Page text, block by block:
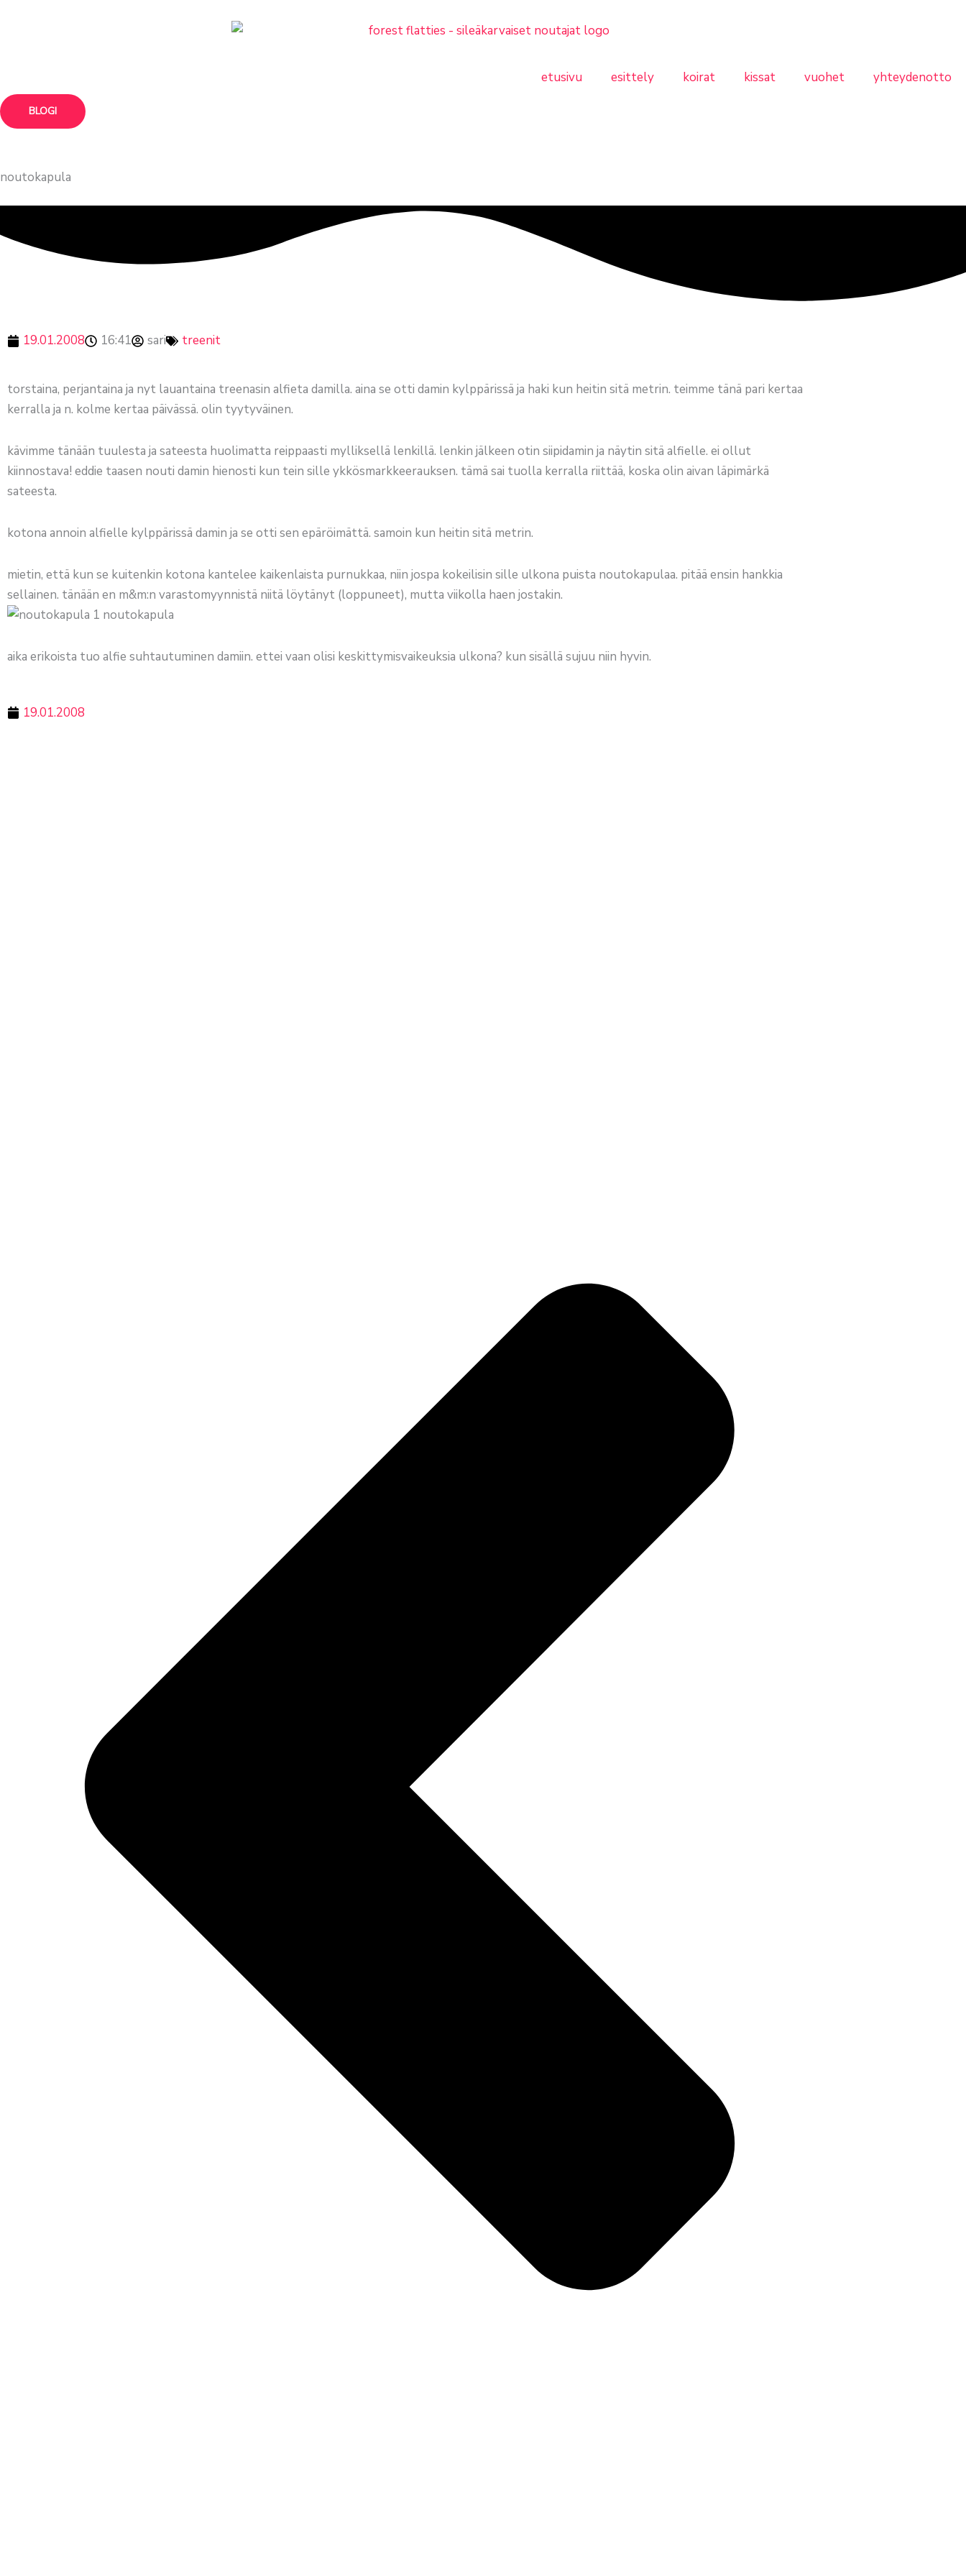
etusivu esittely koirat kissat vuohet yhteydenotto
BLOGI
noutokapula
19.01.2008 16:41 sari treenit
torstaina, perjantaina ja nyt lauantaina treenasin alfieta damilla. aina se otti damin kylppärissä ja haki kun heitin sitä metrin. teimme tänä pari kertaa
kerralla ja n. kolme kertaa päivässä. olin tyytyväinen.
kävimme tänään tuulesta ja sateesta huolimatta reippaasti mylliksellä lenkillä. lenkin jälkeen otin siipidamin ja näytin sitä alfielle. ei ollut
kiinnostava! eddie taasen nouti damin hienosti kun tein sille ykkösmarkkeerauksen. tämä sai tuolla kerralla riittää, koska olin aivan läpimärkä
sateesta.
kotona annoin alfielle kylppärissä damin ja se otti sen epäröimättä. samoin kun heitin sitä metrin.
mietin, että kun se kuitenkin kotona kantelee kaikenlaista purnukkaa, niin jospa kokeilisin sille ulkona puista noutokapulaa. pitää ensin hankkia
sellainen. tänään en m&m:n varastomyynnistä niitä löytänyt (loppuneet), mutta viikolla haen jostakin.
aika erikoista tuo alfie suhtautuminen damiin. ettei vaan olisi keskittymisvaikeuksia ulkona? kun sisällä sujuu niin hyvin.
19.01.2008